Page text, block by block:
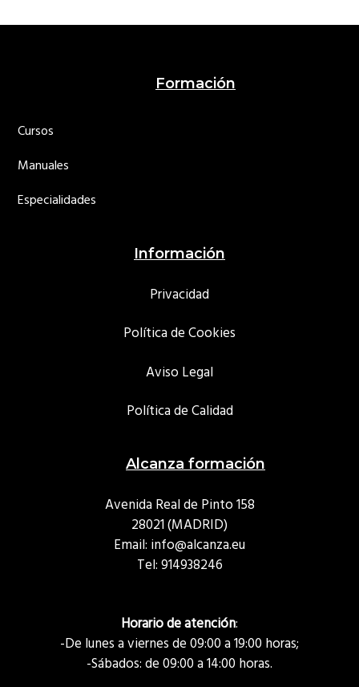
Footer
Formación
Cursos
Manuales
Especialidades
Información
Privacidad
Política de Cookies
Aviso Legal
Política de Calidad
Alcanza formación
Avenida Real de Pinto 158
28021 (MADRID)
Email: info@alcanza.eu
Tel:914938246
Horario de atención:
-De lunes a viernes de 09:00 a 19:00 horas;
-Sábados: de 09:00 a 14:00 horas.